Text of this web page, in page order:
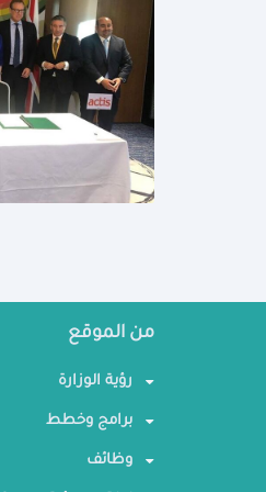
من الموقع
رؤية الوزارة
برامج وخطط
وظائف